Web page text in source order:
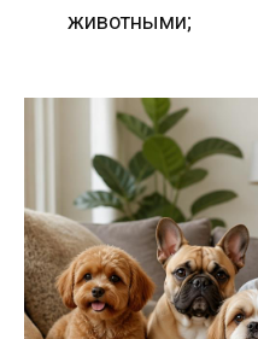
животными;